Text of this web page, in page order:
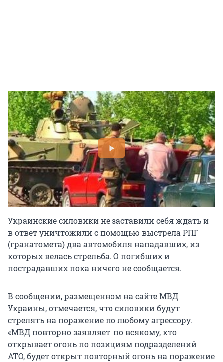
Украинские силовики не заставили себя ждать и
в ответ уничтожили с помощью выстрела РПГ
(гранатомета) два автомобиля нападавших, из
которых велась стрельба. О погибших и
пострадавших пока ничего не сообщается.
В сообщении, размещенном на сайте МВД
Украины, отмечается, что силовики будут
стрелять на поражение по любому агрессору.
«МВД повторно заявляет: по всякому, кто
открывает огонь по позициям подразделений
АТО, будет открыт повторный огонь на поражение